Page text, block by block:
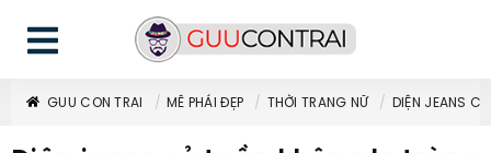
GUU CON TRAI MÊ PHÁI ĐẸP THỜI TRANG NỮ DIỆN JEANS